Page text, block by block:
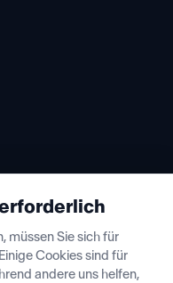
müssen Sie sich für
Cookies sind für
andere uns helfen,